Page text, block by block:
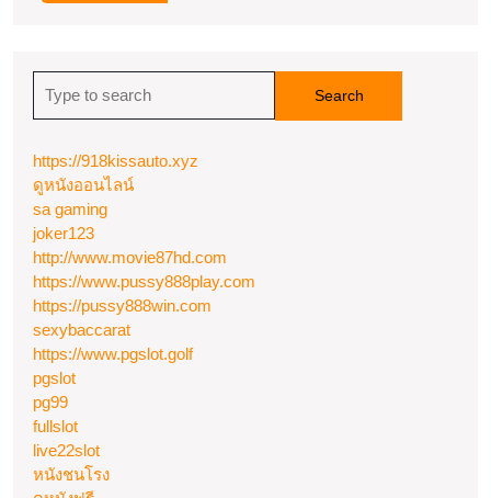
More
for:
https://918kissauto.xyz
ดูหนังออนไลน์
sa gaming
joker123
http://www.movie87hd.com
https://www.pussy888play.com
https://pussy888win.com
sexybaccarat
https://www.pgslot.golf
pgslot
pg99
fullslot
live22slot
หนังชนโรง